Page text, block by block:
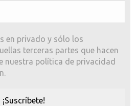
en privado y sólo los
terceras partes que hacen
nuestra política de privacidad